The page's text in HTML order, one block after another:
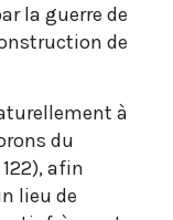
la guerre de
de
à
du
afin
lieu de